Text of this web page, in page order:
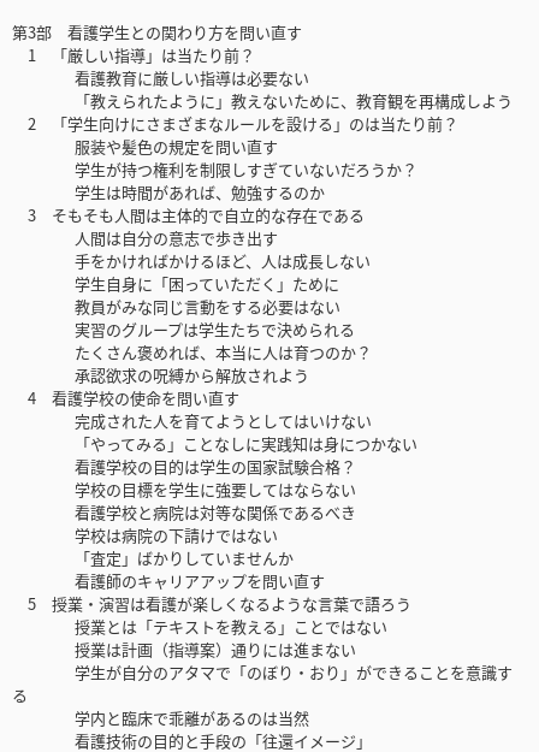
第3部 看護学生との関わり方を問い直す
1 「厳しい指導」は当たり前？
看護教育に厳しい指導は必要ない
「教えられたように」教えないために、教育観を再構成しよう
2 「学生向けにさまざまなルールを設ける」のは当たり前？
服装や髪色の規定を問い直す
学生が持つ権利を制限しすぎていないだろうか？
学生は時間があれば、勉強するのか
3 そもそも人間は主体的で自立的な存在である
人間は自分の意志で歩き出す
手をかければかけるほど、人は成長しない
学生自身に「困っていただく」ために
教員がみな同じ言動をする必要はない
実習のグループは学生たちで決められる
たくさん褒めれば、本当に人は育つのか？
承認欲求の呪縛から解放されよう
4 看護学校の使命を問い直す
完成された人を育てようとしてはいけない
「やってみる」ことなしに実践知は身につかない
看護学校の目的は学生の国家試験合格？
学校の目標を学生に強要してはならない
看護学校と病院は対等な関係であるべき
学校は病院の下請けではない
「査定」ばかりしていませんか
看護師のキャリアアップを問い直す
5 授業・演習は看護が楽しくなるような言葉で語ろう
授業とは「テキストを教える」ことではない
授業は計画（指導案）通りには進まない
学生が自分のアタマで「のぼり・おり」ができることを意識す
る
学内と臨床で乖離があるのは当然
看護技術の目的と手段の「往還イメージ」